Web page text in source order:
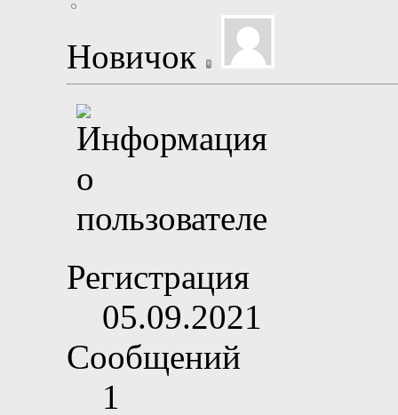
Новичок
Регистрация
05.09.2021
Сообщений
1